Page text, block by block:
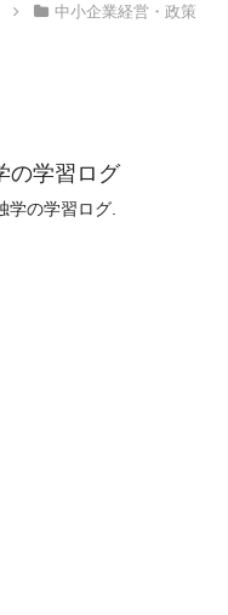
中小企業経営・政策
学習ログ
の学習ログ.